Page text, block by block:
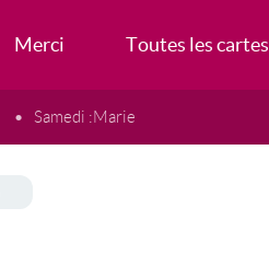
Merci Toutes les cartes
Samedi :Marie